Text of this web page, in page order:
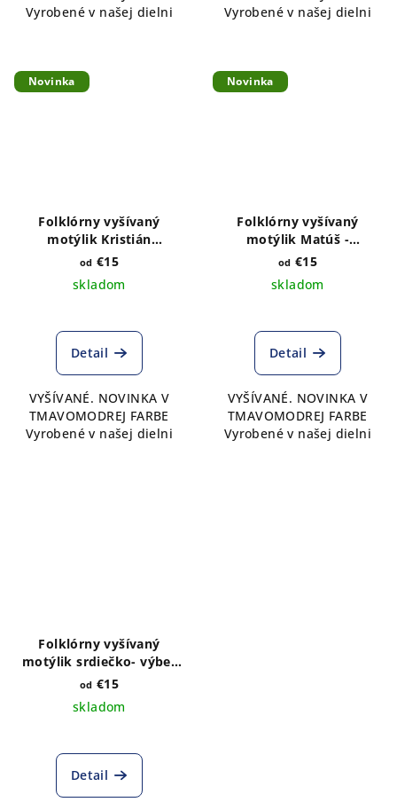
Vyrobené v našej dielni
Vyrobené v našej dielni
Novinka
Folklórny vyšívaný
motýlik Kristián
tmavomodrý -
od €15
skladom
Detail
VYŠÍVANÉ. NOVINKA V
TMAVOMODREJ FARBE
Vyrobené v našej dielni
Novinka
Folklórny vyšívaný
motýlik Matúš -
tmavomodrý satén
od €15
skladom
Detail
VYŠÍVANÉ. NOVINKA V
TMAVOMODREJ FARBE
Vyrobené v našej dielni
Folklórny vyšívaný
motýlik srdiečko- výber
farby látky
od €15
skladom
Detail